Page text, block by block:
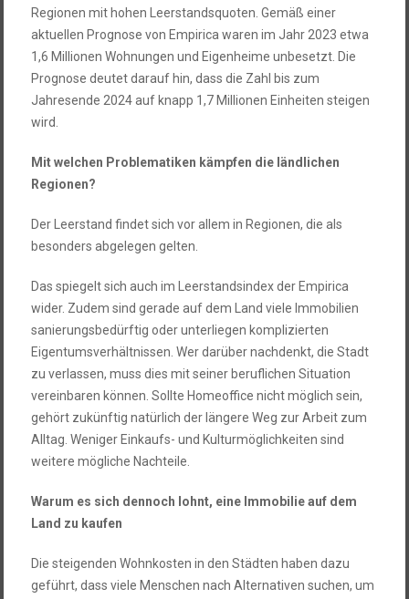
Regionen mit hohen Leerstandsquoten. Gemäß einer
aktuellen Prognose von Empirica waren im Jahr 2023 etwa
1,6 Millionen Wohnungen und Eigenheime unbesetzt. Die
Prognose deutet darauf hin, dass die Zahl bis zum
Jahresende 2024 auf knapp 1,7 Millionen Einheiten steigen
wird.
Mit welchen Problematiken kämpfen die ländlichen
Regionen?
Der Leerstand findet sich vor allem in Regionen, die als
besonders abgelegen gelten.
Das spiegelt sich auch im Leerstandsindex der Empirica
wider. Zudem sind gerade auf dem Land viele Immobilien
sanierungsbedürftig oder unterliegen komplizierten
Eigentumsverhältnissen. Wer darüber nachdenkt, die Stadt
zu verlassen, muss dies mit seiner beruflichen Situation
vereinbaren können. Sollte Homeoffice nicht möglich sein,
gehört zukünftig natürlich der längere Weg zur Arbeit zum
Alltag. Weniger Einkaufs- und Kulturmöglichkeiten sind
weitere mögliche Nachteile.
Warum es sich dennoch lohnt, eine Immobilie auf dem
Land zu kaufen
Die steigenden Wohnkosten in den Städten haben dazu
geführt, dass viele Menschen nach Alternativen suchen, um